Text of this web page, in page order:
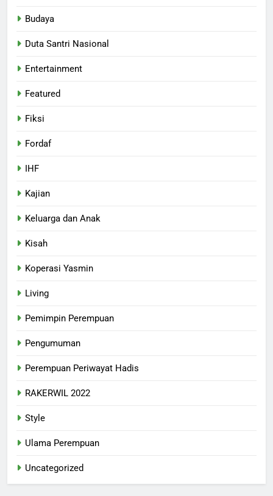
Budaya
Duta Santri Nasional
Entertainment
Featured
Fiksi
Fordaf
IHF
Kajian
Keluarga dan Anak
Kisah
Koperasi Yasmin
Living
Pemimpin Perempuan
Pengumuman
Perempuan Periwayat Hadis
RAKERWIL 2022
Style
Ulama Perempuan
Uncategorized